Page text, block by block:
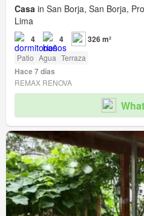
Casa in San Borja, San Borja,
Lima
4 4 326 m²
Patio Agua Terraza
Hace 7 días
REMAX RENOVA